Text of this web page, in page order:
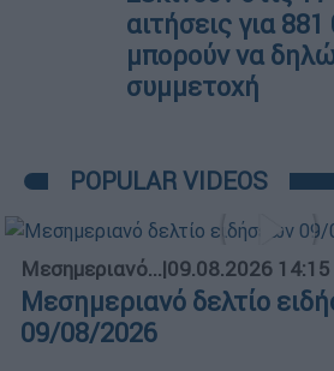
αιτήσεις για
μπορούν να
συμμετοχή
POPULAR VIDEOS
Μεσημεριανό...|09.08.2026 14:15
Μεσημεριανό δελτίο
09/08/2026